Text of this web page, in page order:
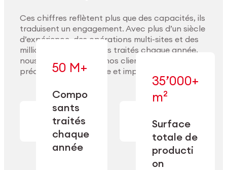
Explorer les matériaux
Ces chiffres reflètent plus que des capacités, ils
traduisent un engagement. Avec plus d’un siècle
d’expérience, des opérations multi-sites et des
millions de composants traités chaque année,
nous accompagnons nos clients pour délivrer
précision, performance et impact durable.
50 M+
Compo
sants
traités
chaque
année
— en usinage,
nettoyage et
conditionnement.
35’000+
m²
Surface
totale de
producti
on
— conçue pour
précision et la
flexibilité
opérationnelle.